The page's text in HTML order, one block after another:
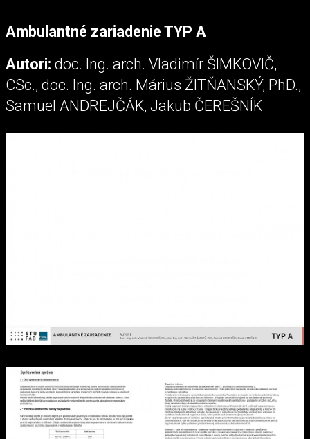
Ambulantné zariadenie TYP A
Autori: doc. Ing. arch. Vladimír ŠIMKOVIČ,
CSc., doc. Ing. arch. Márius ŽITŇANSKÝ, PhD.,
Samuel ANDREJČÁK, Jakub ČEREŠNÍK